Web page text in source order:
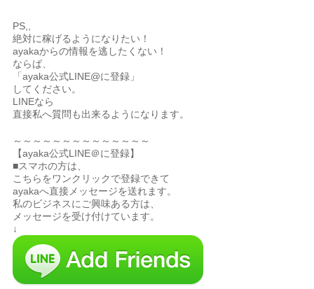
PS,,
絶対に稼げるようになりたい！
ayakaからの情報を逃したくない！
ならば、
「ayaka公式LINE@に登録」
してください。
LINEなら
直接私へ質問も出来るようになります。
～～～～～～～～～～～～～～
【ayaka公式LINE＠に登録】
■スマホの方は、
こちらをワンクリックで登録できて
ayakaへ直接メッセージを送れます。
私のビジネスにご興味ある方は、
メッセージを受け付けています。
↓